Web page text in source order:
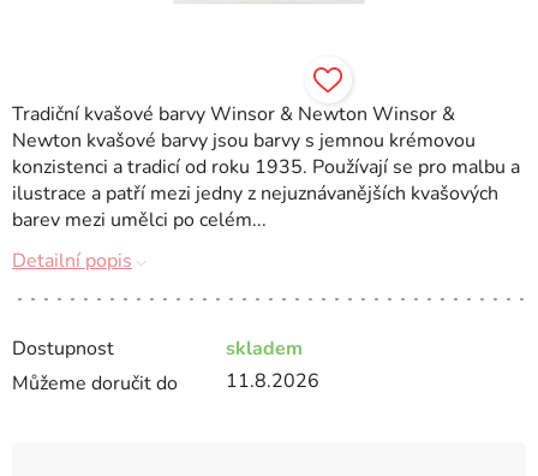
Dostupnost
skladem
Můžeme doručit do
11.8.2026
Tradiční kvašové barvy Winsor & Newton Winsor &
Newton kvašové barvy jsou barvy s jemnou krémovou
konzistenci a tradicí od roku 1935. Používají se pro malbu a
ilustrace a patří mezi jedny z nejuznávanějších kvašových
barev mezi umělci po celém...
Detailní popis